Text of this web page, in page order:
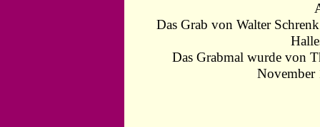
Das Grab von Walter
Das Grabmal wurde von
November